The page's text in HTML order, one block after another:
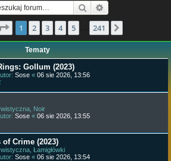
Szukaj
Strona z241
1 2 3 4 5 241
Tematy
Gollum (2023)
Sose « 06 sie 2026, 13:56
Noir
Sose « 06 sie 2026, 13:55
Crime (2023)
Łamigłówki
Sose « 06 sie 2026, 13:54